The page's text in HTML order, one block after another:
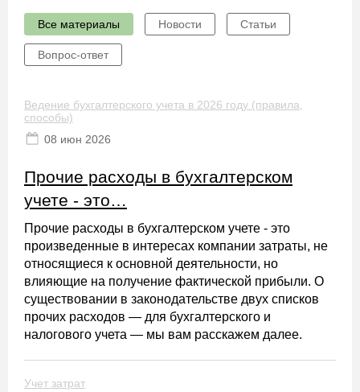
Все материалы Новости Статьи
Вопрос-ответ
Ведение бухгалтерского учета в 2026 году (правила,
способы)
08 июн 2026
Прочие расходы в бухгалтерском
учете - это…
Прочие расходы в бухгалтерском учете - это
произведенные в интересах компании затраты, не
относящиеся к основной деятельности, но
влияющие на получение фактической прибыли. О
существовании в законодательстве двух списков
прочих расходов — для бухгалтерского и
налогового учета — мы вам расскажем далее.
Учет затрат